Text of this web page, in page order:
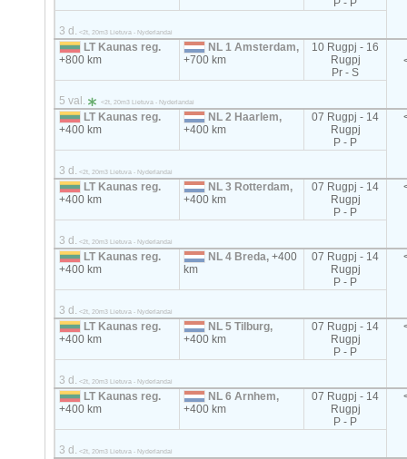
P - P
3 d. <2t, 20m3 Lietuva - Nyderlandai
LT Kaunas reg.
+800 km
NL 1 Amsterdam,
+700 km
10 Rugpj - 16
Rugpj
Pr - S
5 val. <2t, 20m3 Lietuva - Nyderlandai
LT Kaunas reg.
+400 km
NL 2 Haarlem,
+400 km
07 Rugpj - 14
Rugpj
P - P
3 d. <2t, 20m3 Lietuva - Nyderlandai
LT Kaunas reg.
+400 km
NL 3 Rotterdam,
+400 km
07 Rugpj - 14
Rugpj
P - P
3 d. <2t, 20m3 Lietuva - Nyderlandai
LT Kaunas reg.
+400 km
NL 4 Breda,+400
km
07 Rugpj - 14
Rugpj
P - P
3 d. <2t, 20m3 Lietuva - Nyderlandai
LT Kaunas reg.
+400 km
NL 5 Tilburg,
+400 km
07 Rugpj - 14
Rugpj
P - P
3 d. <2t, 20m3 Lietuva - Nyderlandai
LT Kaunas reg.
+400 km
NL 6 Arnhem,
+400 km
07 Rugpj - 14
Rugpj
P - P
3 d. <2t, 20m3 Lietuva - Nyderlandai